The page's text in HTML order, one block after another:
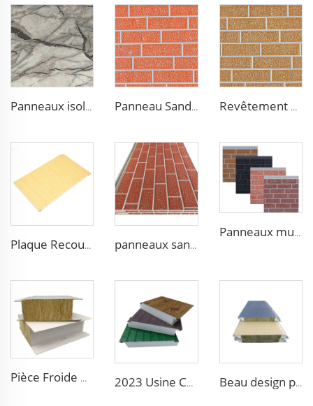
Panneaux isolants légers en mousse de polystyrène Panneaux sandwich en polystyrène Panneau EPS pour salon Panneau Sandwich en Acier Étanche à l'Eau Isolation Panneaux Muraux Extérieurs en Métal Isolation Revêtement pour Maison Revêtement Mural décoratif en Mousse de Polyuréthane Imitation Brique Ignifuge Panneaux Sandwich Métalliques Isolants sans Joints
Plaque Recouverte d'Alliage Aluminium-Zinc 16mm panneau mural en polyuréthane panneau sandwich isolant en mousse pu pour la décoration panneaux sandwich en polyuréthane de 16 mm avec isolation métallique, panneaux d'enveloppe thermique isolants en mousse PU
Panneaux muraux imitation bois PU insonorisants, panneaux sandwich à mousse de polyuréthane isolants, décoration caravane
Pièce Froide Maison sur Mesure Structure Industrielle en Acier Sandwich Panneaux de Laine de Roche pour Isolation en Construction 2023 Usine Conception 3D ignifuge panneau sandwich isolant XPS/EPS panneau structurel isolant en mousse Beau design panneau mural isolant en plaques gravées en métal pour entrepôt